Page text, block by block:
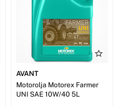
AVANT
Motorolja Motorex Farmer
UNI SAE 10W/40 5L